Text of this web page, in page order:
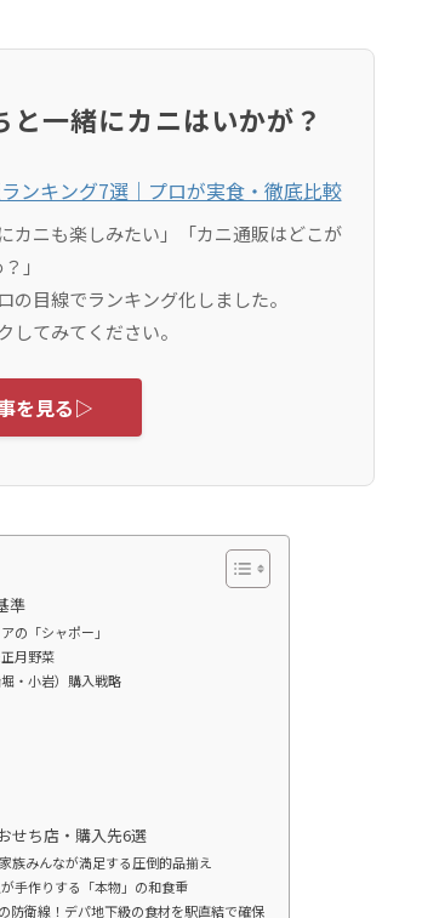
一緒にカニはいかが？
カニも楽しみたい」「カニ通販はどこが
」
目線でランキング化しました。
してみてください。
を見る▷
準
の「シャポー」
月野菜
・小岩）購入戦略
せち店・購入先6選
族みんなが満足する圧倒的品揃え
手作りする「本物」の和食重
防衛線！デパ地下級の食材を駅直結で確保